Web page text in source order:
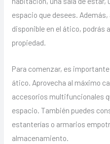
espacio que desees.
disponible en el ático, podrás
propiedad.
Para comenzar, es
ático. Aprovecha al máximo
accesorios multifuncionales
espacio. También puedes
estanterías o armarios
almacenamiento.